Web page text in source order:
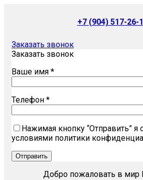
+7 (904) 517-26-
Заказать звонок
Заказать звонок
Ваше имя *
Телефон *
Нажимая кнопку “Отправить” я
условиями политики
Добро пожаловать в мир